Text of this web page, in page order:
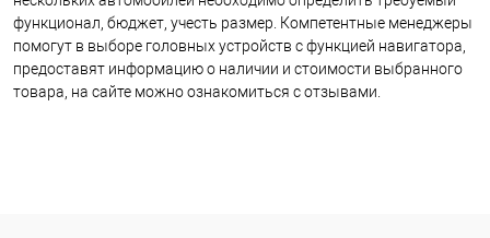
функционал, бюджет, учесть размер. Компетентные менеджеры
помогут в выборе головных устройств с функцией навигатора,
предоставят информацию о наличии и стоимости выбранного
товара, на сайте можно ознакомиться с отзывами.